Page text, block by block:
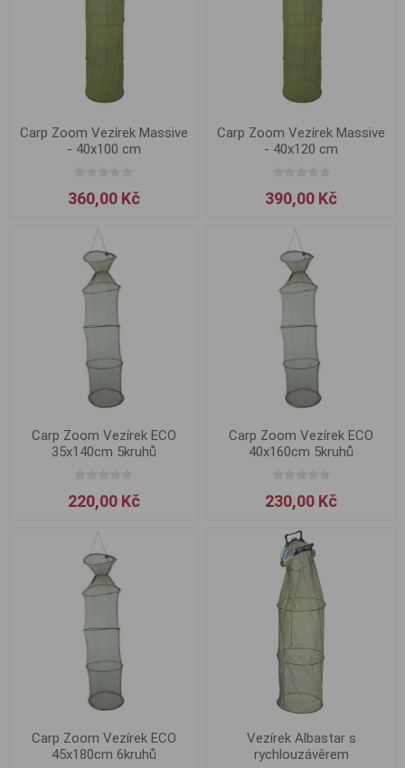
Carp Zoom Vezírek Massive
- 40x100 cm
360,00 Kč
Carp Zoom Vezírek Massive
- 40x120 cm
390,00 Kč
Carp Zoom Vezírek ECO
35x140cm 5kruhů
220,00 Kč
Carp Zoom Vezírek ECO
40x160cm 5kruhů
230,00 Kč
Carp Zoom Vezírek ECO
45x180cm 6kruhů
Vezírek Albastar s
rychlouzávěrem